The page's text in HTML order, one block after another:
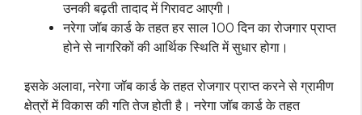
उनकी बढ़ती तादाद में गिरावट आएगी।
नरेगा जॉब कार्ड के तहत हर साल 100 दिन का रोजगार प्राप्त
होने से नागरिकों की आर्थिक स्थिति में सुधार होगा।
इसके अलावा, नरेगा जॉब कार्ड के तहत रोजगार प्राप्त करने से ग्रामीण
क्षेत्रों में विकास की गति तेज होती है। नरेगा जॉब कार्ड के तहत